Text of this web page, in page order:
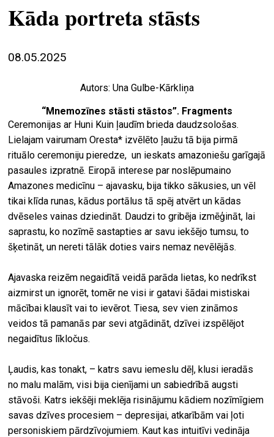
meklēt
Kāda portreta stāsts
08.05.2025
Autors: Una Gulbe-Kārkliņa
“Mnemozīnes stāsti stāstos”. Fragments
Ceremonijas ar Huni Kuin ļaudīm brieda daudzsološas.
Lielajam vairumam Oresta* izvēlēto ļaužu tā bija pirmā
rituālo ceremoniju pieredze, un ieskats amazoniešu garīgajā
pasaules izpratnē. Eiropā interese par noslēpumaino
Amazones medicīnu – ajavasku, bija tikko sākusies, un vēl
tikai klīda runas, kādus portālus tā spēj atvērt un kādas
dvēseles vainas dziedināt. Daudzi to gribēja izmēģināt, lai
saprastu, ko nozīmē sastapties ar savu iekšējo tumsu, to
šķetināt, un nereti tālāk doties vairs nemaz nevēlējās.
Ajavaska reizēm negaidītā veidā parāda lietas, ko nedrīkst
aizmirst un ignorēt, tomēr ne visi ir gatavi šādai mistiskai
mācībai klausīt vai to ievērot. Tiesa, sev vien zināmos
veidos tā pamanās par sevi atgādināt, dzīvei izspēlējot
negaidītus līkločus.
Ļaudis, kas tonakt, – katrs savu iemeslu dēļ, klusi ieradās
no malu malām, visi bija cienījami un sabiedrībā augsti
stāvoši. Katrs iekšēji meklēja risinājumu kādiem nozīmīgiem
savas dzīves procesiem – depresijai, atkarībām vai ļoti
personiskiem pārdzīvojumiem. Kaut kas intuitīvi vedināja